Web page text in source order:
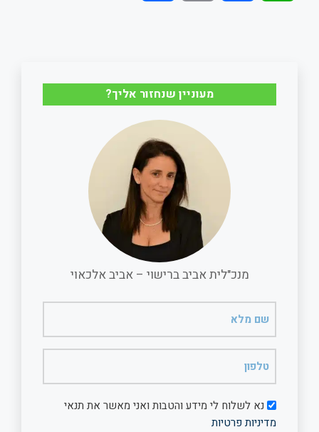
t
e
o
k
i
l
r
e
מעוניין שנחזור אליך?
מנכ"לית אביב ברישוי – אביב אלכאוי
מלא
דיוורנא לשלוח לי מידע והטבות ואני מאשר את תנאי
מדיניות פרטיות